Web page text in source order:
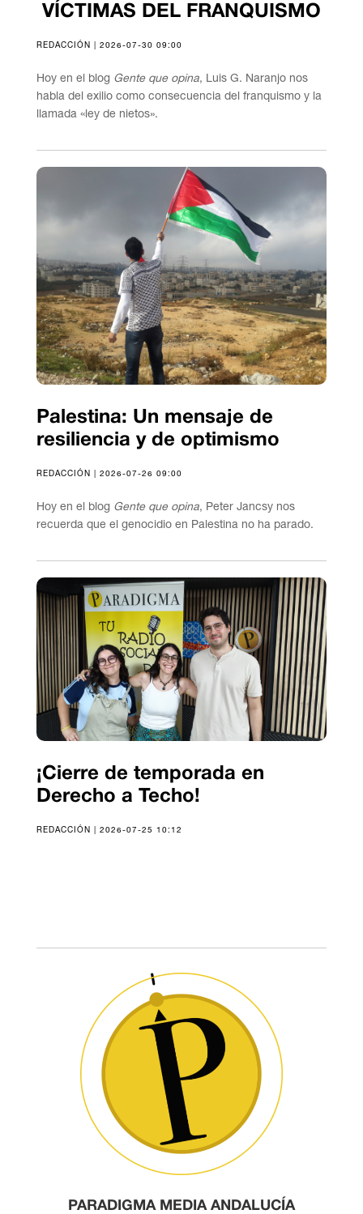
VÍCTIMAS DEL FRANQUISMO
REDACCIÓN | 2026-07-30 09:00
Hoy en el blog Gente que opina, Luis G. Naranjo nos
habla del exilio como consecuencia del franquismo y la
llamada «ley de nietos».
Palestina: Un mensaje de
resiliencia y de optimismo
REDACCIÓN | 2026-07-26 09:00
Hoy en el blog Gente que opina, Peter Jancsy nos
recuerda que el genocidio en Palestina no ha parado.
¡Cierre de temporada en
Derecho a Techo!
REDACCIÓN | 2026-07-25 10:12
PARADIGMA MEDIA ANDALUCÍA